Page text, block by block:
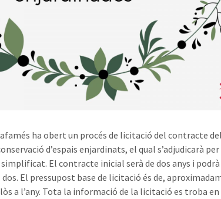
ha obert un procés de licitació del contracte
d’espais enjardinats, el qual s’adjudicarà per
El contracte inicial serà de dos anys i podrà
El pressupost base de licitació és de,
a l’any. Tota la informació de la licitació es troba en